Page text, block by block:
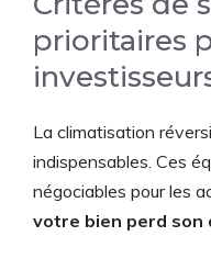
prioritaires
La climatisation
indispensables. Ces
négociables pour les
votre bien perd son